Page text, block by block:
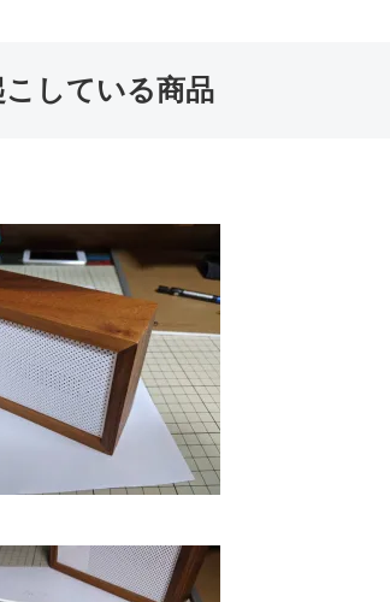
こしている商品